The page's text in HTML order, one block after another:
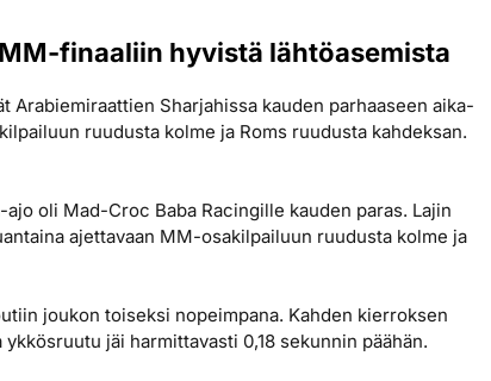
finaaliin hyvistä lähtöasemista
Arabiemiraattien Sharjahissa kauden parhaaseen aika-
ruudusta kolme ja Roms ruudusta kahdeksan.
oli Mad-Croc Baba Racingille kauden paras. Lajin
ajettavaan MM-osakilpailuun ruudusta kolme ja
joukon toiseksi nopeimpana. Kahden kierroksen
jäi harmittavasti 0,18 sekunnin päähän.